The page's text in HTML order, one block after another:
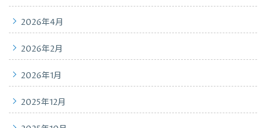
2026年4月
2026年2月
2026年1月
2025年12月